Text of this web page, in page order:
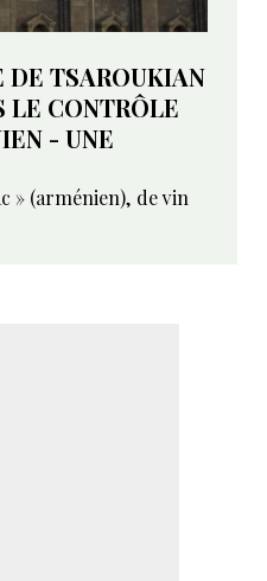
DE TSAROUKIAN
LE CONTRÔLE
- UNE
» (arménien), de vin